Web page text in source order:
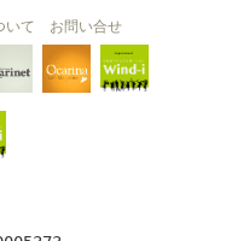
Clarinet
いて お問い合せ